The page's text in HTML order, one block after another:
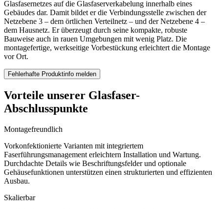
Glasfasernetzes auf die Glasfaserverkabelung innerhalb eines
Gebäudes dar. Damit bildet er die Verbindungsstelle zwischen der
Netzebene 3 – dem örtlichen Verteilnetz – und der Netzebene 4 –
dem Hausnetz. Er überzeugt durch seine kompakte, robuste
Bauweise auch in rauen Umgebungen mit wenig Platz. Die
montagefertige, werkseitige Vorbestückung erleichtert die Montage
vor Ort.
Fehlerhafte Produktinfo melden
Vorteile unserer Glasfaser-
Abschlusspunkte
Montagefreundlich
Vorkonfektionierte Varianten mit integriertem
Faserführungsmanagement erleichtern Installation und Wartung.
Durchdachte Details wie Beschriftungsfelder und optionale
Gehäusefunktionen unterstützen einen strukturierten und effizienten
Ausbau.
Skalierbar